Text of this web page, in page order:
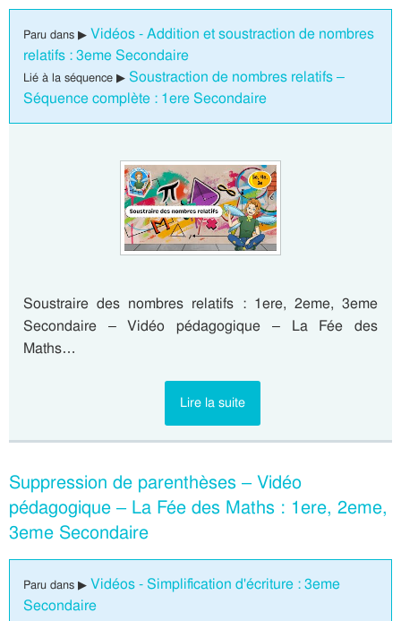
Paru dans ▶ Vidéos - Addition et soustraction de nombres
relatifs : 3eme Secondaire
Lié à la séquence ▶ Soustraction de nombres relatifs –
Séquence complète : 1ere Secondaire
Soustraire des nombres relatifs : 1ere, 2eme, 3eme
Secondaire – Vidéo pédagogique – La Fée des
Maths…
Lire la suite
Suppression de parenthèses – Vidéo
pédagogique – La Fée des Maths : 1ere, 2eme,
3eme Secondaire
Paru dans ▶ Vidéos - Simplification d'écriture : 3eme
Secondaire